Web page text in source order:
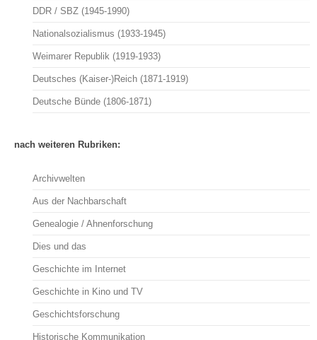
DDR / SBZ (1945-1990)
Nationalsozialismus (1933-1945)
Weimarer Republik (1919-1933)
Deutsches (Kaiser-)Reich (1871-1919)
Deutsche Bünde (1806-1871)
nach weiteren Rubriken:
Archivwelten
Aus der Nachbarschaft
Genealogie / Ahnenforschung
Dies und das
Geschichte im Internet
Geschichte in Kino und TV
Geschichtsforschung
Historische Kommunikation